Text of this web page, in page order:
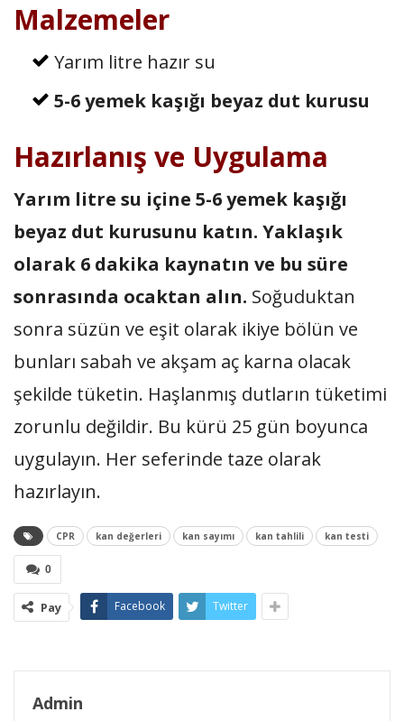
Malzemeler
Yarım litre hazır su
5-6 yemek kaşığı beyaz dut kurusu
Hazırlanış ve Uygulama
Yarım litre su içine 5-6 yemek kaşığı
beyaz dut kurusunu katın. Yaklaşık
olarak 6 dakika kaynatın ve bu süre
sonrasında ocaktan alın. Soğuduktan
sonra süzün ve eşit olarak ikiye bölün ve
bunları sabah ve akşam aç karna olacak
şekilde tüketin. Haşlanmış dutların tüketimi
zorunlu değildir. Bu kürü 25 gün boyunca
uygulayın. Her seferinde taze olarak
hazırlayın.
CPR kan değerleri kan sayımı kan tahlili kan testi
0
Pay Facebook Twitter
Admin